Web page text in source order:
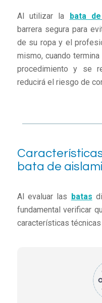
Al utilizar la bata
barrera segura para
de su ropa y el
mismo, cuando
procedimiento y se
reducirá el riesgo de
bata de
Al evaluar las batas
fundamental verificar
características técnicas